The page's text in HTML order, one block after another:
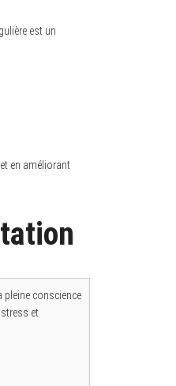
est un
en améliorant
pleine conscience
et